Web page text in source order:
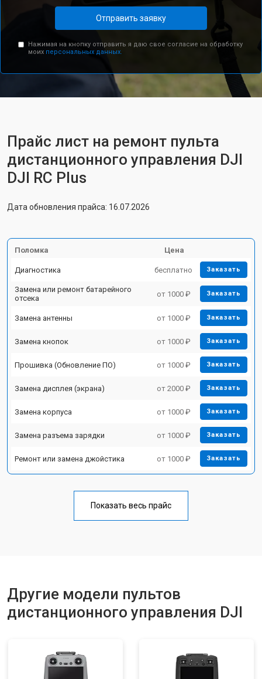
Отправить заявку
Нажимая на кнопку отправить я даю свое согласие на обработку
моих персональных данных.
Прайс лист на ремонт пульта
дистанционного управления DJI
DJI RC Plus
Дата обновления прайса: 16.07.2026
Поломка Цена
Диагностика бесплатно Заказать
Замена или ремонт батарейного
отсека
от 1000 ₽ Заказать
Замена антенны от 1000 ₽ Заказать
Замена кнопок от 1000 ₽ Заказать
Прошивка (Обновление ПО) от 1000 ₽ Заказать
Замена дисплея (экрана) от 2000 ₽ Заказать
Замена корпуса от 1000 ₽ Заказать
Замена разъема зарядки от 1000 ₽ Заказать
Ремонт или замена джойстика от 1000 ₽ Заказать
Показать весь прайс
Другие модели пультов
дистанционного управления DJI